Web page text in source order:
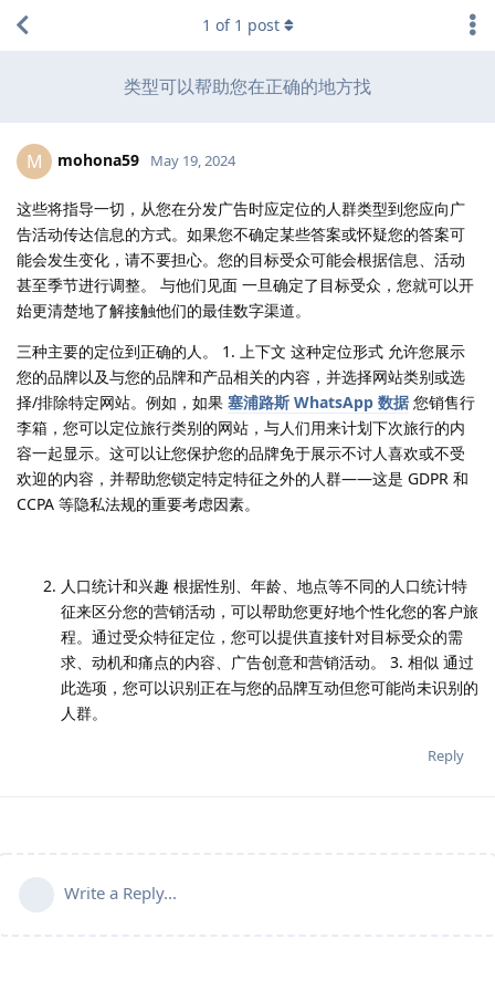
类型可以帮助您在正确的地方找
1 of 1 post
M mohona59 May 19, 2024
这些将指导一切，从您在分发广告时应定位的人群类型到您应向广
告活动传达信息的方式。如果您不确定某些答案或怀疑您的答案可
能会发生变化，请不要担心。您的目标受众可能会根据信息、活动
甚至季节进行调整。 与他们见面 一旦确定了目标受众，您就可以开
始更清楚地了解接触他们的最佳数字渠道。
三种主要的定位到正确的人。 1. 上下文 这种定位形式 允许您展示
您的品牌以及与您的品牌和产品相关的内容，并选择网站类别或选
择/排除特定网站。例如，如果 塞浦路斯 WhatsApp 数据 您销售行
李箱，您可以定位旅行类别的网站，与人们用来计划下次旅行的内
容一起显示。这可以让您保护您的品牌免于展示不讨人喜欢或不受
欢迎的内容，并帮助您锁定特定特征之外的人群——这是 GDPR 和
CCPA 等隐私法规的重要考虑因素。
人口统计和兴趣 根据性别、年龄、地点等不同的人口统计特
征来区分您的营销活动，可以帮助您更好地个性化您的客户旅
程。通过受众特征定位，您可以提供直接针对目标受众的需
求、动机和痛点的内容、广告创意和营销活动。 3. 相似 通过
此选项，您可以识别正在与您的品牌互动但您可能尚未识别的
人群。
Reply
Write a Reply...